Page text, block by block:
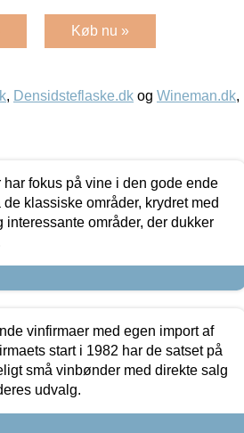
Køb nu »
, Densidsteflaske.dk og Wineman.dk,
fokus på vine i den gode ende
klassiske områder, krydret med
områder, der dukker
vinfirmaer med egen import af
start i 1982 har de satset på
små vinbønder med direkte salg
udvalg.